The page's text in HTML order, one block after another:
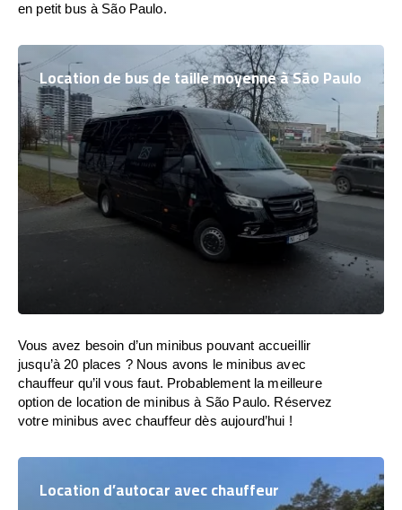
en petit bus à São Paulo.
Location de bus de taille moyenne à São Paulo
Vous avez besoin d’un minibus pouvant accueillir
jusqu’à 20 places ? Nous avons le minibus avec
chauffeur qu’il vous faut. Probablement la meilleure
option de location de minibus à São Paulo. Réservez
votre minibus avec chauffeur dès aujourd’hui !
Location d’autocar avec chauffeur